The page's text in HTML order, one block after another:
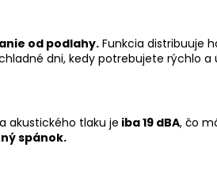
od podlahy. Funkcia distribuuje
dni, kedy potrebujete rýchlo a
akustického tlaku je iba 19 dBA, čo
spánok.